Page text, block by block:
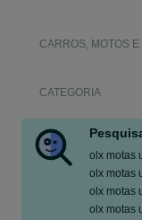
CARROS, MOTOS
CATEGORIA
olx motas
olx motas
olx motas
olx motas